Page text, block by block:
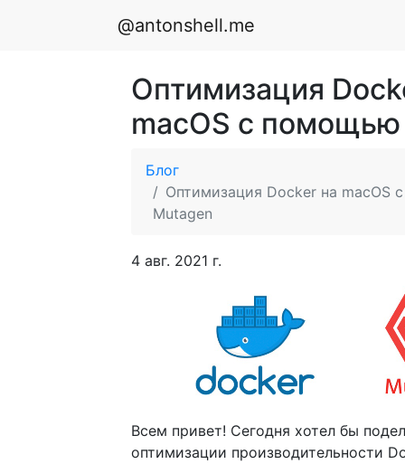
@antonshell.me
Оптимизация
macOS с
Блог
Оптимизация Docker на macOS
Mutagen
4 авг. 2021 г.
Всем привет! Сегодня хотел бы
оптимизации производительности